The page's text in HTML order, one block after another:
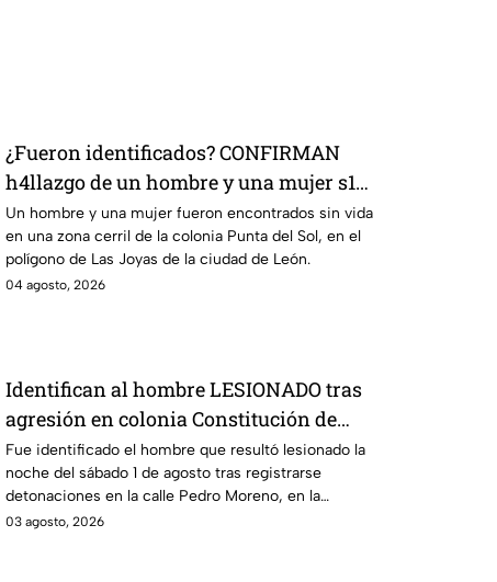
¿Fueron identificados? CONFIRMAN
h4llazgo de un hombre y una mujer s1n
v1da en zona cerril de León, HOY
martes
Un hombre y una mujer fueron encontrados sin vida
en una zona cerril de la colonia Punta del Sol, en el
polígono de Las Joyas de la ciudad de León.
04 agosto, 2026
Identifican al hombre LESIONADO tras
agresión en colonia Constitución de
Apatzingán en Irapuato
Fue identificado el hombre que resultó lesionado la
noche del sábado 1 de agosto tras registrarse
detonaciones en la calle Pedro Moreno, en la
colonia Constitución de Apatzingán, en Irapuato.
03 agosto, 2026